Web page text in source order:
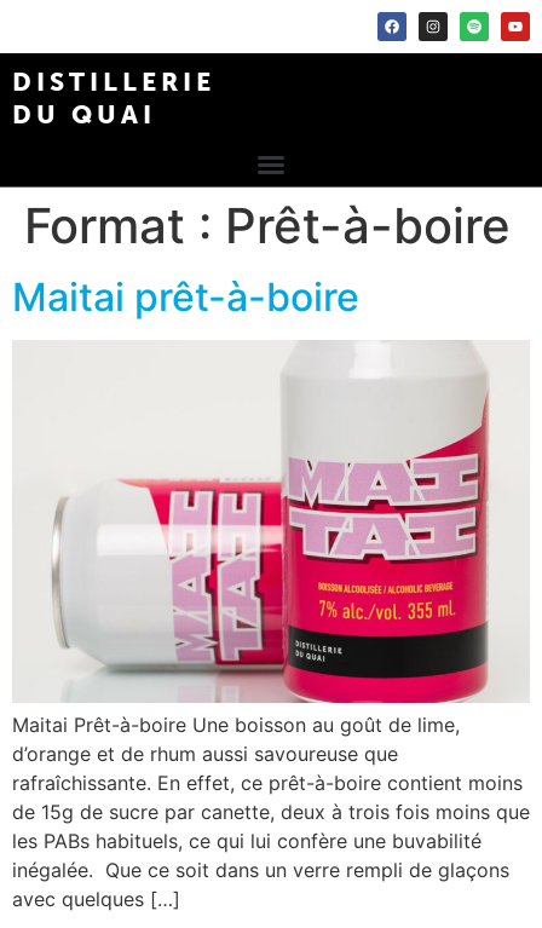
DISTILLERIE
DU QUAI
Format : Prêt-à-boire
Maitai prêt-à-boire
Maitai Prêt-à-boire Une boisson au goût de lime,
d’orange et de rhum aussi savoureuse que
rafraîchissante. En effet, ce prêt-à-boire contient moins
de 15g de sucre par canette, deux à trois fois moins que
les PABs habituels, ce qui lui confère une buvabilité
inégalée. Que ce soit dans un verre rempli de glaçons
avec quelques […]